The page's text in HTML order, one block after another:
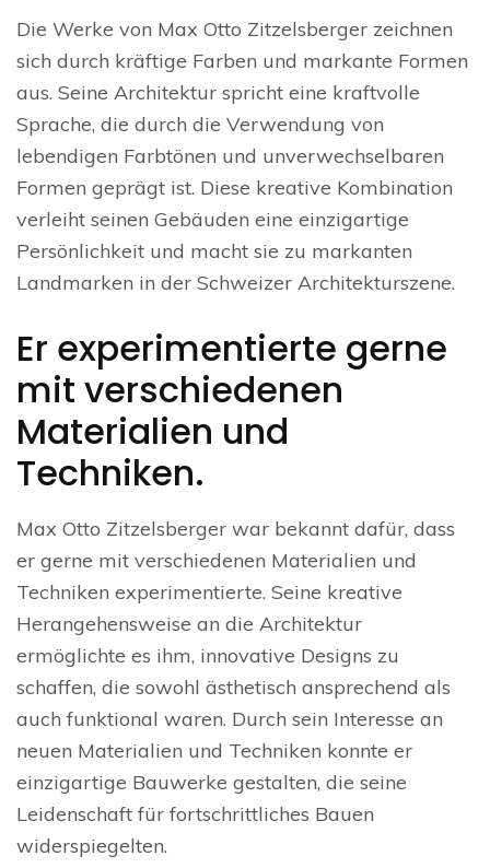
Die Werke von Max Otto Zitzelsberger zeichnen
sich durch kräftige Farben und markante Formen
aus. Seine Architektur spricht eine kraftvolle
Sprache, die durch die Verwendung von
lebendigen Farbtönen und unverwechselbaren
Formen geprägt ist. Diese kreative Kombination
verleiht seinen Gebäuden eine einzigartige
Persönlichkeit und macht sie zu markanten
Landmarken in der Schweizer Architekturszene.
Er experimentierte gerne
mit verschiedenen
Materialien und
Techniken.
Max Otto Zitzelsberger war bekannt dafür, dass
er gerne mit verschiedenen Materialien und
Techniken experimentierte. Seine kreative
Herangehensweise an die Architektur
ermöglichte es ihm, innovative Designs zu
schaffen, die sowohl ästhetisch ansprechend als
auch funktional waren. Durch sein Interesse an
neuen Materialien und Techniken konnte er
einzigartige Bauwerke gestalten, die seine
Leidenschaft für fortschrittliches Bauen
widerspiegelten.